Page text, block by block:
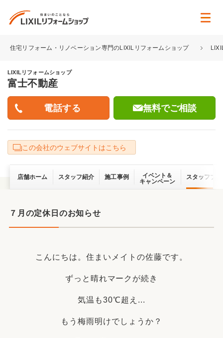
住宅リフォーム・リノベーション専門のLIXILリフォームショップ
LIXILリフォームショップ
富士不動産
無料でご相談
この会社のウェブサイトはこちら
店舗ホーム スタッフ紹介 施工事例
イベント＆
キャンペーン
スタッフブ
７月の定休日のお知らせ
こんにちは。住まいメイトの佐藤です。
ずっと晴れマークが続き
気温も30℃超え...
もう梅雨明けでしょうか？